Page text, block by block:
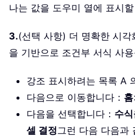
나는 값을 도우미 열에 표시할
3.(선택 사항) 더 명확한 시
을 기반으로 조건부 서식 사
강조 표시하려는 목록 A
다음으로 이동합니다： 홈
다음을 선택합니다： 수
셀 결정그런 다음 다음과